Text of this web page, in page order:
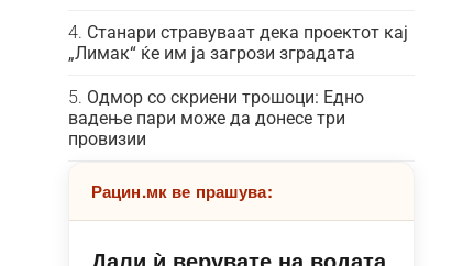
Станари стравуваат дека проектот кај
„Лимак“ ќе им ја загрози зградата
Одмор со скриени трошоци: Едно
вадење пари може да донесе три
провизии
Рацин.мк ве прашува: